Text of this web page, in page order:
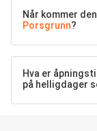
Når kommer
Porsgrunn?
Hva er
på helligdager